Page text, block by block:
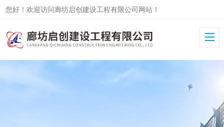
您好！欢迎访问廊坊启创建设工程有限公司网站！